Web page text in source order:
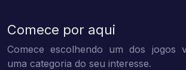
Comece por aqui
Comece escolhendo um dos jogos
uma categoria do seu interesse.